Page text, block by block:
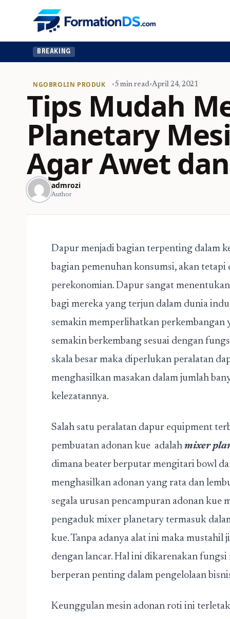
BREAKING
NGOBROLIN PRODUK •5 min read•April 24, 2021
Tips Mudah
Planetary
Agar Awet
admrozi
Author
Dapur menjadi bagian terpenting dalam
bagian pemenuhan konsumsi, akan
perekonomian. Dapur sangat
bagi mereka yang terjun dalam dunia
semakin memperlihatkan
semakin berkembang sesuai dengan
skala besar maka diperlukan peralatan
menghasilkan masakan dalam jumlah
kelezatannya.
Salah satu peralatan dapur equipment
pembuatan adonan kue adalah mixer
dimana beater berputar mengitari bowl
menghasilkan adonan yang rata dan
segala urusan pencampuran adonan kue
pengaduk mixer planetary termasuk
kue. Tanpa adanya alat ini maka mustahil
dengan lancar. Hal ini dikarenakan
berperan penting dalam pengelolaan
Keunggulan mesin adonan roti ini